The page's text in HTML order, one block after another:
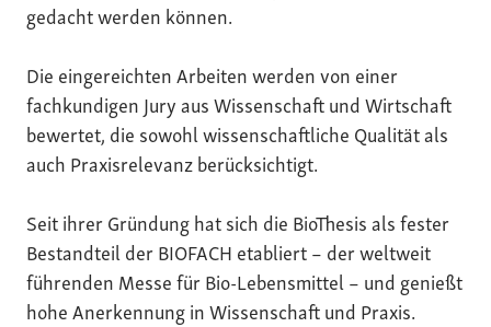
gedacht werden können.
Die eingereichten Arbeiten werden von einer
fachkundigen Jury aus Wissenschaft und Wirtschaft
bewertet, die sowohl wissenschaftliche Qualität als
auch Praxisrelevanz berücksichtigt.
Seit ihrer Gründung hat sich die BioThesis als fester
Bestandteil der BIOFACH etabliert – der weltweit
führenden Messe für Bio-Lebensmittel – und genießt
hohe Anerkennung in Wissenschaft und Praxis.